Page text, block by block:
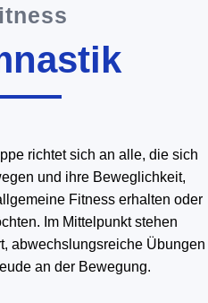
richtet sich an alle, die sich
und ihre Beweglichkeit,
Fitness erhalten oder
Im Mittelpunkt stehen
abwechslungsreiche Übungen
an der Bewegung.